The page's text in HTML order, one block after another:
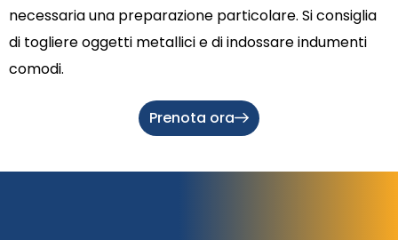
necessaria una preparazione particolare. Si consiglia
di togliere oggetti metallici e di indossare indumenti
comodi.
Prenota ora